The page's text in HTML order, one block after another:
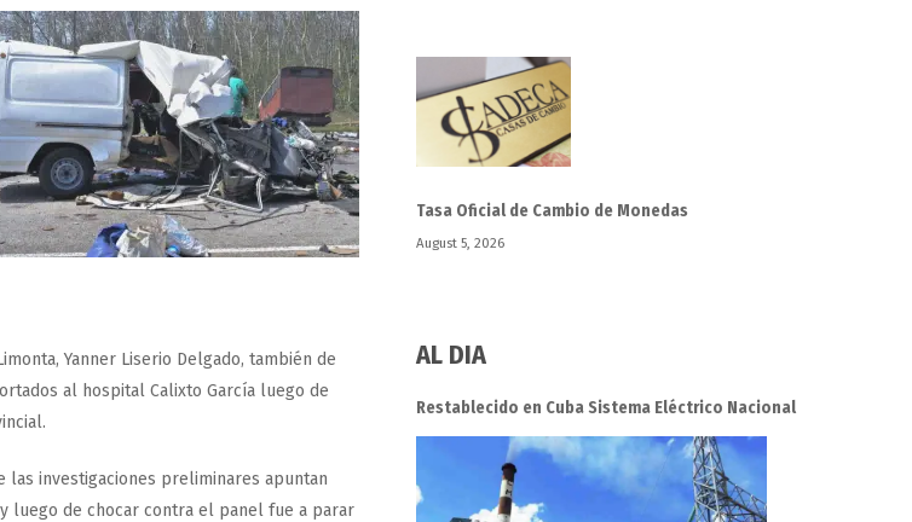
Yanner Liserio Delgado, también de
al hospital Calixto García luego de
las investigaciones preliminares apuntan
luego de chocar contra el panel fue a parar
Tasa Oficial de Cambio de Monedas
August 5, 2026
AL DIA
Restablecido en Cuba Sistema Eléctrico Nacional